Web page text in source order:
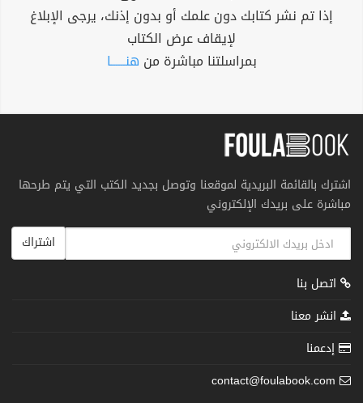
إذا تم نشر كتابك دون علمك أو بدون إذنك، يرجى الإبلاغ
لإيقاف عرض الكتاب
بمراسلتنا مباشرة من هنــــــا
اشترك بالقائمة البريدية لموقعنا وتوصل بجديد الكتب التي يتم طرحها
مباشرة على بريدك الإلكتروني
اشتراك
اتصل بنا
انشر معنا
إدعمنا
contact@foulabook.com